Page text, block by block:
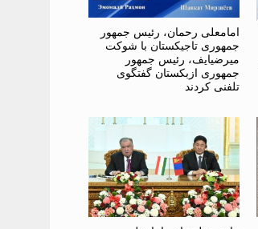
امامعلی رحمان، رئیس جمهور
جمهوری تاجیکستان با شوکت
میرضیایف، رئیس جمهور
جمهوری ازبکستان گفتگوی
تلفنی کردند